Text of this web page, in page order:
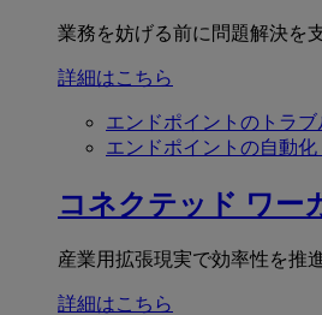
業務を妨げる前に問題解決を支
詳細はこちら
エンドポイントのトラ
エンドポイントの自動化
コネクテッド ワー
産業用拡張現実で効率性を推進
詳細はこちら